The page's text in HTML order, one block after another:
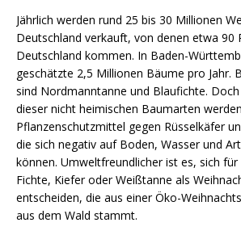
Jährlich werden rund 25 bis 30 Millionen
Deutschland verkauft, von denen etwa 90
Deutschland kommen. In Baden-
geschätzte 2,5 Millionen Bäume pro Jahr.
sind Nordmanntanne und Blaufichte.
dieser nicht heimischen Baumarten
Pflanzenschutzmittel gegen Rüsselkäfer
die sich negativ auf Boden, Wasser und
können. Umweltfreundlicher ist es, sich für
Fichte, Kiefer oder Weißtanne als
entscheiden, die aus einer Öko-
aus dem Wald stammt.